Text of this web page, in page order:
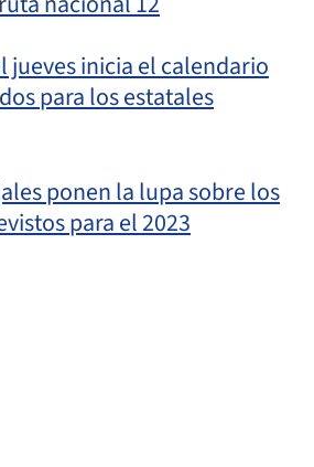
jueves inicia el calendario
para los estatales
ponen la lupa sobre los
para el 2023